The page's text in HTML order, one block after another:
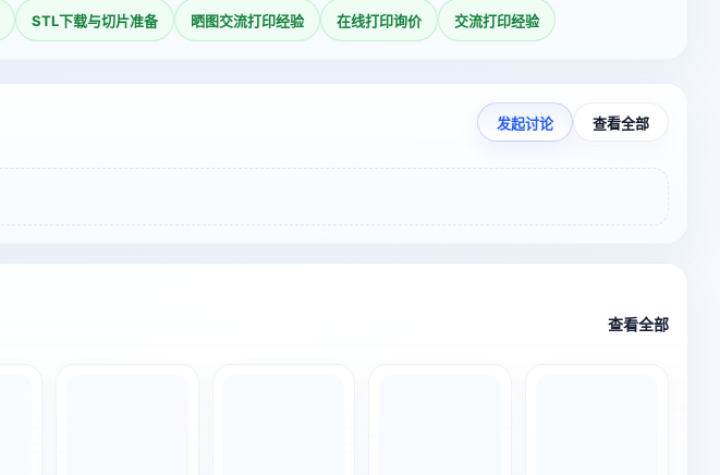
STL下载与切片准备 晒图交流打印经验 在线打印询价 交流打印经验
发起讨论 查看全部
查看全部